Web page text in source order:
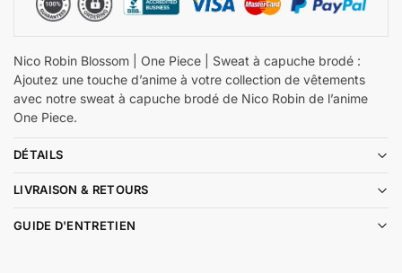
Nico Robin Blossom | One Piece | Sweat à capuche brodé :
Ajoutez une touche d’anime à votre collection de vêtements
avec notre sweat à capuche brodé de Nico Robin de l’anime
One Piece.
DÉTAILS
LIVRAISON & RETOURS
GUIDE D'ENTRETIEN